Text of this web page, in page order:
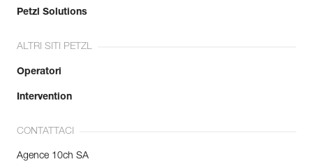
Petzl Solutions
ALTRI SITI PETZL
Operatori
Intervention
CONTATTACI
Agence 10ch SA